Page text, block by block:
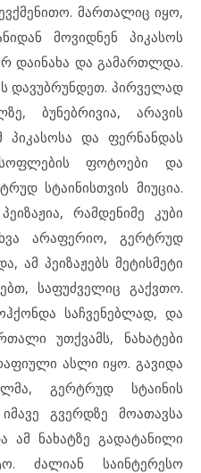
მართალიც იყო,
მოვიდნენ პიკასოს
დაინახა და გამართლდა.
დავუბრუნდეთ. პირველად
ბუნებრივია, არავის
და ფერნანდას
ფოტოები და
სტაინისთვის მიუცია.
რამდენიმე კუბი
არაფერიო, გერტრუდ
ამ პეიზაჟებს მეტისმეტი
საფუძველიც გაქვთო.
საჩვენებლად, და
უთქვამს, ნახატები
ასლი იყო. გავიდა
გერტრუდ სტაინის
გვერდზე მოათავსა
ამ ნახატზე გადატანილი
ძალიან საინტერესო